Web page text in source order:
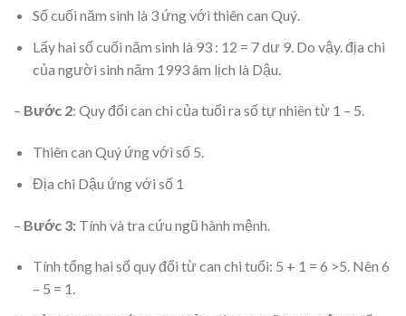
Số cuối năm sinh là 3 ứng với thiên can Quý.
Lấy hai số cuối năm sinh là 93 : 12 = 7 dư 9. Do vậy. địa chi
của người sinh năm 1993 âm lịch là Dậu.
– Bước 2: Quy đổi can chi của tuổi ra số tự nhiên từ 1 – 5.
Thiên can Quý ứng với số 5.
Địa chi Dậu ứng với số 1
– Bước 3: Tính và tra cứu ngũ hành mệnh.
Tính tổng hai số quy đổi từ can chi tuổi: 5 + 1 = 6 >5. Nên 6
– 5 = 1.